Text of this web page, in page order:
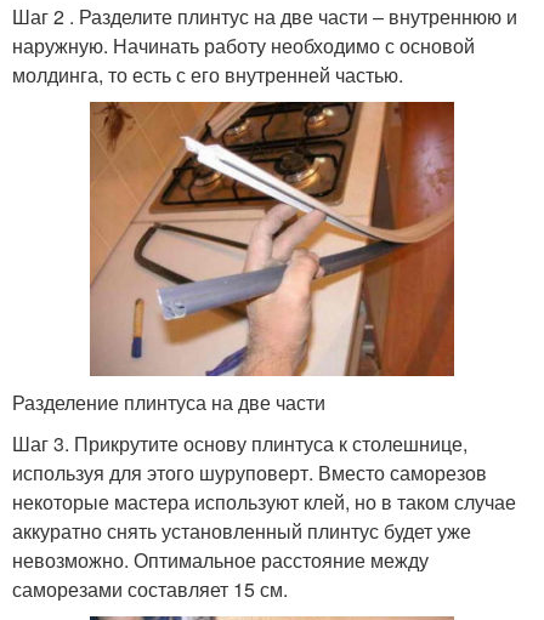
Шаг 2 . Разделите плинтус на две части – внутреннюю и
наружную. Начинать работу необходимо с основой
молдинга, то есть с его внутренней частью.
Разделение плинтуса на две части
Шаг 3. Прикрутите основу плинтуса к столешнице,
используя для этого шуруповерт. Вместо саморезов
некоторые мастера используют клей, но в таком случае
аккуратно снять установленный плинтус будет уже
невозможно. Оптимальное расстояние между
саморезами составляет 15 см.